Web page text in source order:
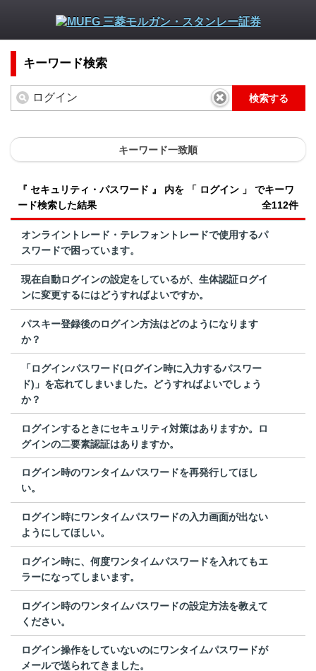
キーワード検索
検索する
キーワード一致順
『 セキュリティ・パスワード 』 内を 「 ログイン 」 でキーワ
ード検索した結果
全112件
オンライントレード・テレフォントレードで使用するパ
スワードで困っています。
現在自動ログインの設定をしているが、生体認証ログイ
ンに変更するにはどうすればよいですか。
パスキー登録後のログイン方法はどのようになります
か？
「ログインパスワード(ログイン時に入力するパスワー
ド)」を忘れてしまいました。どうすればよいでしょう
か？
ログインするときにセキュリティ対策はありますか。ロ
グインの二要素認証はありますか。
ログイン時のワンタイムパスワードを再発行してほし
い。
ログイン時にワンタイムパスワードの入力画面が出ない
ようにしてほしい。
ログイン時に、何度ワンタイムパスワードを入れてもエ
ラーになってしまいます。
ログイン時のワンタイムパスワードの設定方法を教えて
ください。
ログイン操作をしていないのにワンタイムパスワードが
メールで送られてきました。